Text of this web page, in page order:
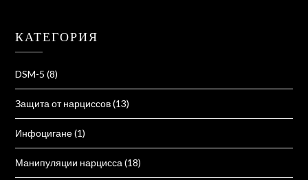
КАТЕГОРИЯ
DSM-5 (8)
Защита от нарциссов(13)
Инфоцигане(1)
Манипуляции нарцисса (18)